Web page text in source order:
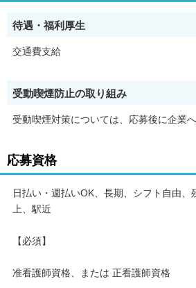
待遇・福利厚生
交通費支給
受動喫煙防止の取り組み
受動喫煙対策については、応募後に企業
応募資格
日払い・週払いOK、長期、シフト自由、
上、駅近
【必須】
准看護師資格、または 正看護師資格